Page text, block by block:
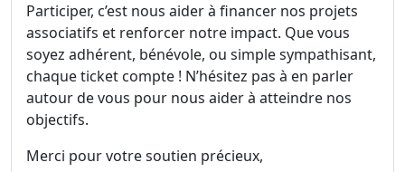
Participer, c’est nous aider à financer nos projets
associatifs et renforcer notre impact. Que vous
soyez adhérent, bénévole, ou simple sympathisant,
chaque ticket compte ! N’hésitez pas à en parler
autour de vous pour nous aider à atteindre nos
objectifs.
Merci pour votre soutien précieux,